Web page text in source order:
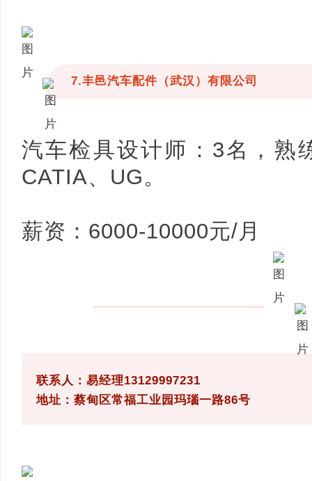
7.丰邑汽车配件（武汉）有限公司
汽车检具设计师：3名，熟
CATIA、UG。
薪资：6000-10000元/月
联系人：易经理13129997231
地址：蔡甸区常福工业园玛瑙一路86号